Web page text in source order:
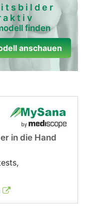
finden
anschauen
in die Hand